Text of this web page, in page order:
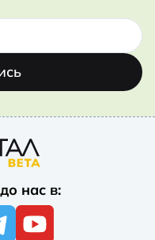
нас в: